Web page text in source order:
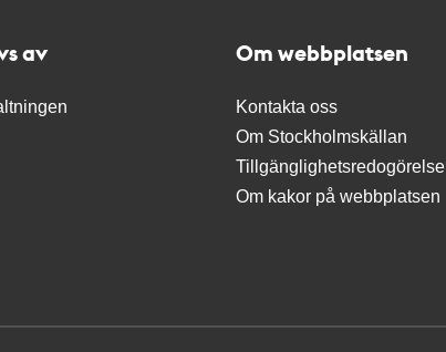
av Om webbplatsen
Kontakta oss
Om Stockholmskällan
Tillgänglighetsredogörelse
Om kakor på webbplatsen